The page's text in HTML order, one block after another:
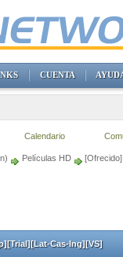
Películas HD
Cas-Ing][VS]
CUENTA
Calendario